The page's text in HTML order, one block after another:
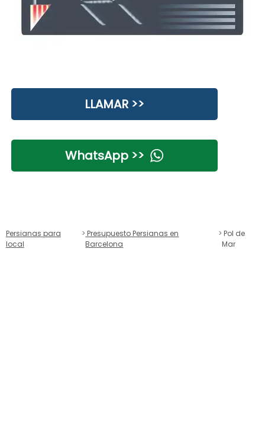
LLAMAR >>
WhatsApp >>
Persianas para
local
Presupuesto Persianas en
Barcelona
Pol de
Mar